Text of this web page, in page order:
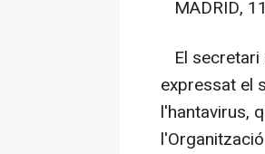
MADRID,
El secretari
expressat el
l'hantavirus,